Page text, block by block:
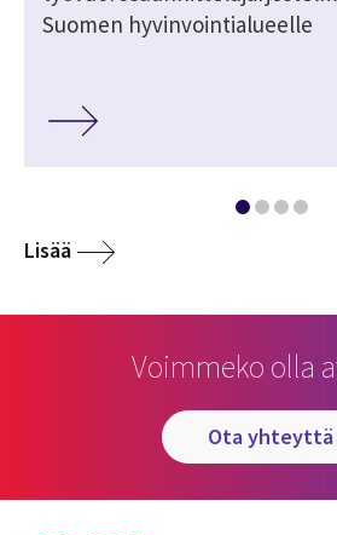
Suomen hyvinvointialueelle
Lisää
Voimmeko olla
ota yhteyttä